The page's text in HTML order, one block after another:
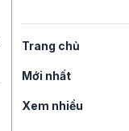
Trang chủ
Mới nhất
Xem nhiều